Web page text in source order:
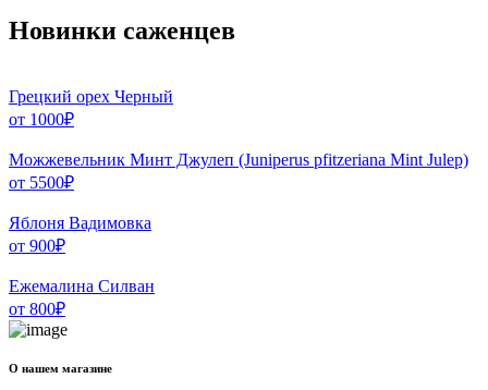
Новинки саженцев
Грецкий орех Черный
от 1000₽
Можжевельник Минт Джулеп (Juniperus pfitzeriana Mint Julep)
от 5500₽
Яблоня Вадимовка
от 900₽
Ежемалина Силван
от 800₽
О нашем магазине